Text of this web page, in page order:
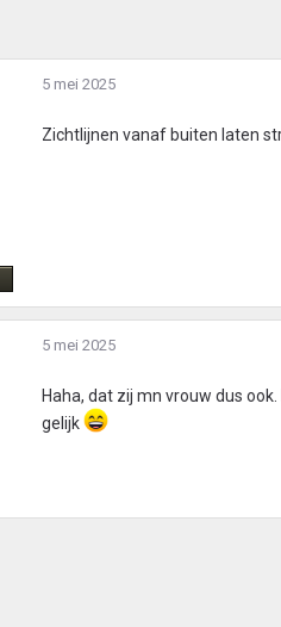
5 mei 2025
Zichtlijnen vanaf buiten laten
5 mei 2025
Haha, dat zij mn vrouw dus
gelijk